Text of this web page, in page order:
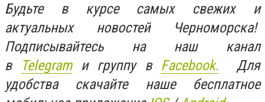
Будьте в курсе самых свежих и
актуальных новостей Черноморска!
Подписывайтесь на наш канал
в
Telegramи группу в Facebook. Для
удобства скачайте наше бесплатное